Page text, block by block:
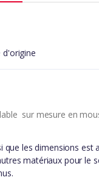
d'origine
sur mesure en
que les dimensions est
matériaux pour le